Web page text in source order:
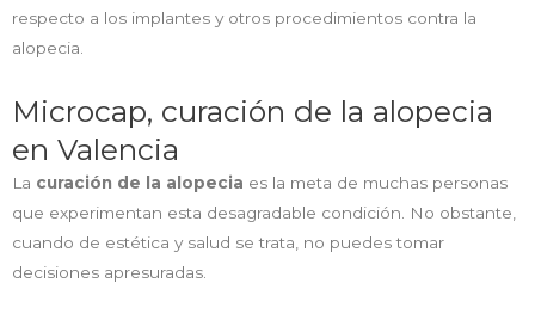
respecto a los implantes y otros procedimientos contra la
alopecia.
Microcap, curación de la alopecia
en Valencia
La curación de la alopecia es la meta de muchas personas
que experimentan esta desagradable condición. No obstante,
cuando de estética y salud se trata, no puedes tomar
decisiones apresuradas.